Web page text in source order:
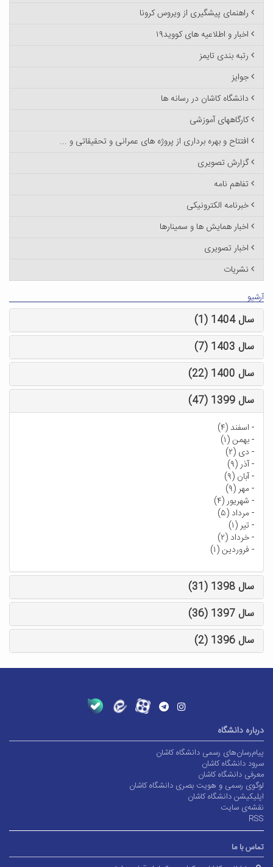
راهنمای پیشگیری از ویروس کرونا
اخبار و اطلاعیه های کووید۱۹
رتبه بندی تایمز
جوایز
دانشگاه کاشان در رسانه ها
کارگاههای آموزشی
افتتاح و بهره برداری از پروژه های عمرانی و تحقیقاتی و ...
گزارش تصویری
تفاهم نامه
خبرنامه الکترونیکی
اخبار همایش ها و سمینارها
اخبار تصویری
نشریات
آرشیو
سال 1404 (1)
سال 1403 (7)
سال 1400 (22)
سال 1399 (47)
- اسفند (۴)
-بهمن (۱)
- دی (۲)
-آذر (۹)
-آبان (۹)
-مهر (۹)
- شهریور (۴)
-مرداد (۵)
-تیر (۱)
-خرداد (۲)
- فروردین (۱)
سال 1398 (31)
سال 1397 (36)
سال 1396 (2)
درباره دانشگاه
پیام‌رسان‌های رسمی دانشگاه کاشان
سرود دانشگاه کاشان
معرفی دانشگاه کاشان
لوگوی رسمی و هویت بصری دانشگاه کاشان
اپلیکیشن دانشگاه کاشان
نقشه‌ی سایت
RSS
تماس با ما